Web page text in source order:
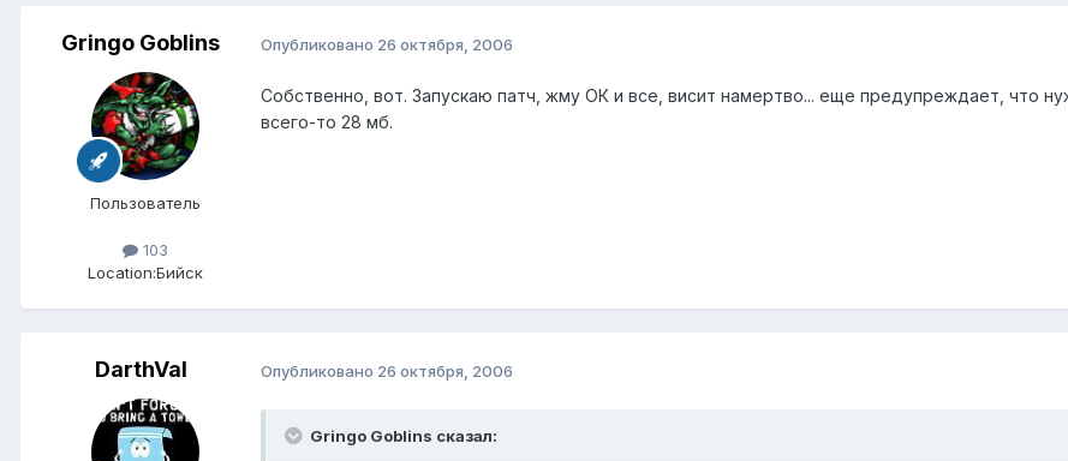
Gringo Goblins
Пользователь
103
Location:Бийск
Опубликовано 26 октября, 2006
Собственно, вот. Запускаю патч, жму ОК и все, висит намертво... еще предупреждает, что
всего-то 28 мб.
DarthVal Опубликовано 26 октября, 2006
Gringo Goblins сказал: